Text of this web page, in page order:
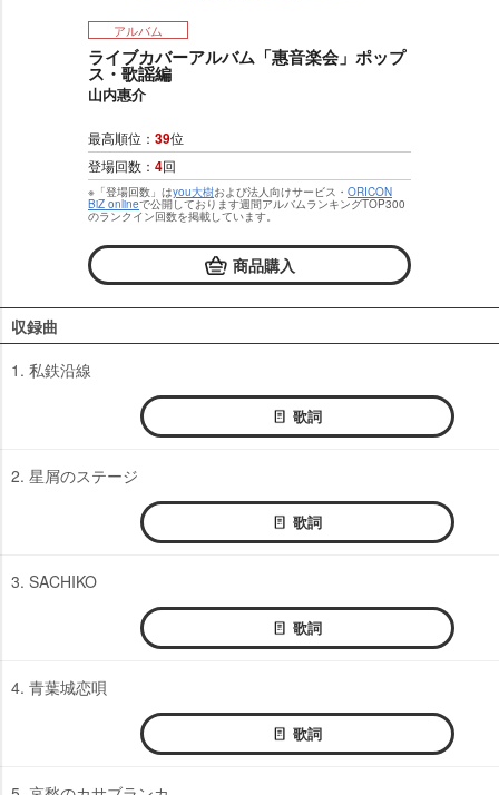
アルバム
ライブカバーアルバム「惠音楽会」ポップ
ス・歌謡編
山内惠介
最高順位： 39位
登場回数： 4回
※「登場回数」はyou大樹および法人向けサービス・ ORICON
BiZ onlineで公開しております週間アルバムランキングTOP300
のランクイン回数を掲載しています。
商品購入
収録曲
1. 私鉄沿線
歌詞
2. 星屑のステージ
歌詞
3. SACHIKO
歌詞
4. 青葉城恋唄
歌詞